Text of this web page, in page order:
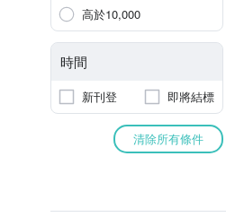
高於10,000
時間
新刊登 即將結標
清除所有條件